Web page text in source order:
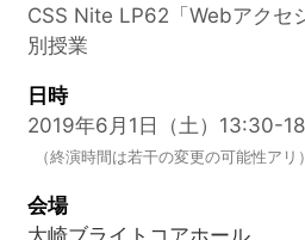
CSS Nite LP62「Webアクセ
別授業
日時
2019年6月1日（土）13:30-
（終演時間は若干の変更の可能性アリ）
会場